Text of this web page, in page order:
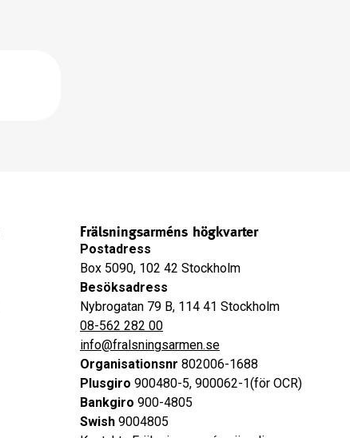
Frälsningsarméns högkvarter
Postadress
Box 5090, 102 42 Stockholm
Besöksadress
Nybrogatan 79 B, 114 41 Stockholm
08-562 282 00
info@fralsningsarmen.se
Organisationsnr 802006-1688
Plusgiro 900480-5, 900062-1(för OCR)
Bankgiro 900-4805
Swish9004805